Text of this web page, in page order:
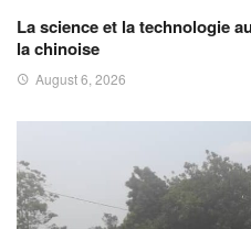
La science et la technologie
la chinoise
August 6, 2026